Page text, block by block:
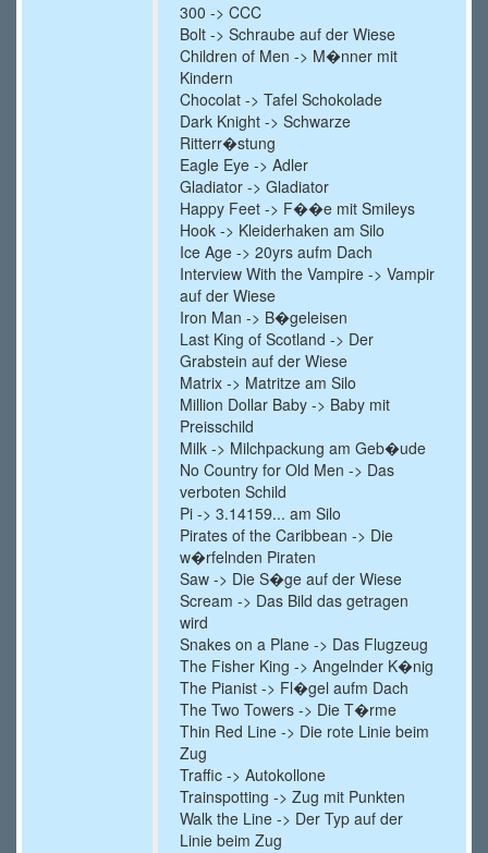
300 -> CCC
Bolt -> Schraube auf der Wiese
Children of Men -> M�nner mit
Kindern
Chocolat -> Tafel Schokolade
Dark Knight -> Schwarze
Ritterr�stung
Eagle Eye -> Adler
Gladiator -> Gladiator
Happy Feet -> F��e mit Smileys
Hook -> Kleiderhaken am Silo
Ice Age -> 20yrs aufm Dach
Interview With the Vampire -> Vampir
auf der Wiese
Iron Man -> B�geleisen
Last King of Scotland -> Der
Grabstein auf der Wiese
Matrix -> Matritze am Silo
Million Dollar Baby -> Baby mit
Preisschild
Milk -> Milchpackung am Geb�ude
No Country for Old Men -> Das
verboten Schild
Pi -> 3.14159... am Silo
Pirates of the Caribbean -> Die
w�rfelnden Piraten
Saw -> Die S�ge auf der Wiese
Scream -> Das Bild das getragen
wird
Snakes on a Plane -> Das Flugzeug
The Fisher King -> Angelnder K�nig
The Pianist -> Fl�gel aufm Dach
The Two Towers -> Die T�rme
Thin Red Line -> Die rote Linie beim
Zug
Traffic -> Autokollone
Trainspotting -> Zug mit Punkten
Walk the Line -> Der Typ auf der
Linie beim Zug